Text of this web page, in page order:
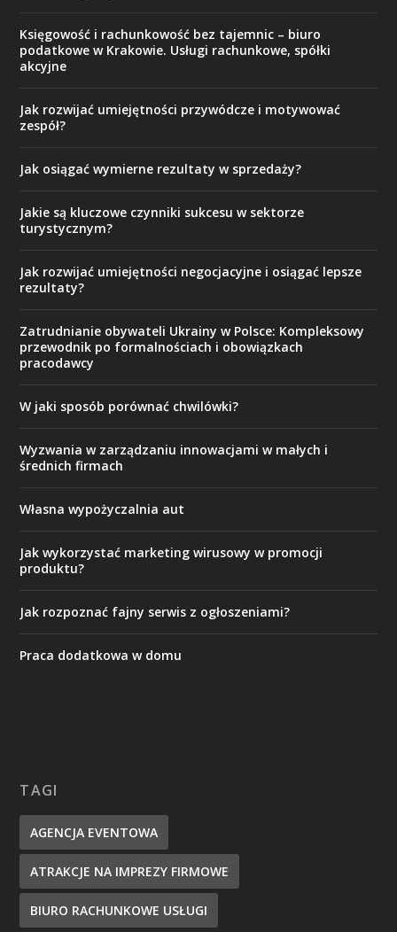
Księgowość i rachunkowość bez tajemnic – biuro
podatkowe w Krakowie. Usługi rachunkowe, spółki
akcyjne
Jak rozwijać umiejętności przywódcze i motywować
zespół?
Jak osiągać wymierne rezultaty w sprzedaży?
Jakie są kluczowe czynniki sukcesu w sektorze
turystycznym?
Jak rozwijać umiejętności negocjacyjne i osiągać lepsze
rezultaty?
Zatrudnianie obywateli Ukrainy w Polsce: Kompleksowy
przewodnik po formalnościach i obowiązkach
pracodawcy
W jaki sposób porównać chwilówki?
Wyzwania w zarządzaniu innowacjami w małych i
średnich firmach
Własna wypożyczalnia aut
Jak wykorzystać marketing wirusowy w promocji
produktu?
Jak rozpoznać fajny serwis z ogłoszeniami?
Praca dodatkowa w domu
TAGI
AGENCJA EVENTOWA
ATRAKCJE NA IMPREZY FIRMOWE
BIURO RACHUNKOWE USŁUGI